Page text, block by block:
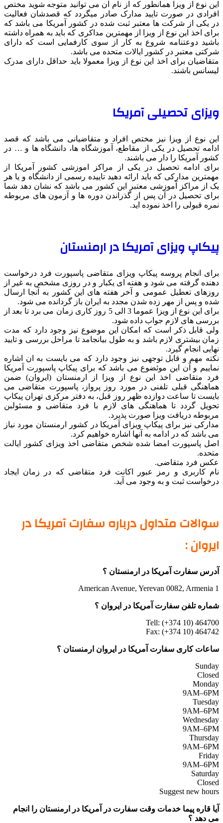
این نوع از ویزا همانطور که از نام آن می توانید متوجه شوید مختص
افرادی در صورت تایید مدارک صادر میگردد که قصدشان فعالیت
در یکی از شرکت ها معتبر ثبت شده در کشور آمریکا می باشد که
برای اخذ این نوع از ویزا از مهمترین مداکری که باید به همراه داشته
باشید دوعتنامه شروع به کار از سوی کارفمایی است که دارای
شرکتی معتبر در کشور ایالات متحده می باشد.
متقاضیان برای اخذ این نوع از ویزا معمولا باید حداقل دارای مدرک
لیسانس باشند.
ویزای تحصیلی آمریکا
این نوع از ویزا نیز مختص افراد و متقاضیانی می باشد که قصد
ادامه تحصیل در یکی از مقاطع، آموزشگاه ها، دانشگاه ها و … در
کشور آمریکا را دار می باشند.
برای ادامه تحصیل در یکی از مراکز اموزشی کشور آمریکا از
مهمترین مدارکی که باید ارائه دهید تاییده رسمی از دانشگاه و یا هر
یک از مراکز آموزشی معتبر این کشور می باشد که نشان دهد شما
برای تحصیل در آن پس از گذراندن دوره ها و آزمون های مربوطه
نمره قبولی را اخذ نموده اید.
پیکاپ ویزای آمریکا در ارمنستان
برای انجام پروسه پیکاپ ویزای متقاضی پاسپورت فرد درخواست
دهنده گرفته می شود و هفته ای یکبار و در روزی مشخص به غیر از
روزهای تعطیل عمومی و آخر هفته های این کشور به آنجا ارسال
شده و پس از مهر زده شدن مجدد به ایران باز گردانده می شود.
برای این نوع از ویزا عموما 3 الی 5 روز کاری زمان می برد تا بعد از
بررسی های لازم جواب داده شود.
ولی قابل ذکر است که امکان این موضوع نیز وجود دارد که مدت
زمان بیشتری لازم باشد و به طول بیانجامد تا مراحل بررسی و تایید
نهایی انجام گیرد.
نکته مهم و قابل توجهی نیز وجود دارد که می بایست به ان اشاره
نماییم و آن این موئضوع می باشد که برای پیکاپ پاسپورت آمریکا
فرد متقاضی اخذ این نوع از ویزا از ارمنستان (ایروان) ضمن
هماهنگی قبلی تلفنی در مورد روز پرواز، پاسپورت متقاضی می
بایست تا ساعت دوازده ظهر روز قبل، به دفتر مرکزی تهران پیکاپ
تحویل گردد تا هماهنگی های لازم با فرد متقاضی و مسئولبن
مربوطه دریافت ویزا صورت پذیرد.
مدارکی نیز برای پیکاپ ویزای آمریکا در کشور ارمنستان مورد نیاز
می باشد که در ادامه به آنها اشاره خواهیم کرد.
اصل پاسپورت امضا شده شخص متقاضی اخذ ویزای کشور ایالت
متحده.
عکس فرد متقاضی.
نام کاربری و رمز عبور اکانت فرد متقاضی که در زمان ایجاد
درخواست ثبت و به وجود می آید.
سوالات متداول درباره سفارت آمریکا در
ایروان :
آدرس سفارت آمریکا در ارمنستان ؟
1 American Avenue, Yerevan 0082, Armenia
شماره تلفن سفارت آمریکا در ایروان ؟
Tell: (+374 10) 464700
Fax: (+374 10) 464742
ساعات کاری سفارت آمریکا در ایروان ارمنستان ؟
Sunday
Closed
Monday
9AM–6PM
Tuesday
9AM–6PM
Wednesday
9AM–6PM
Thursday
9AM–6PM
Friday
9AM–6PM
Saturday
Closed
Suggest new hours
آیا قاره پیما خدمات وقت سفارت در آمریکا در ارمنستان را انجام
می دهد ؟